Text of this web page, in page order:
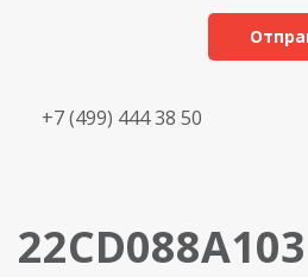
+7 (499) 444 38 50